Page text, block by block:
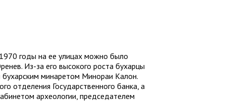
годы на ее улицах можно было
Из-за его высокого роста бухарцы
бухарским минаретом Минораи Калон.
отделения Государственного банка, а
археологии, председателем